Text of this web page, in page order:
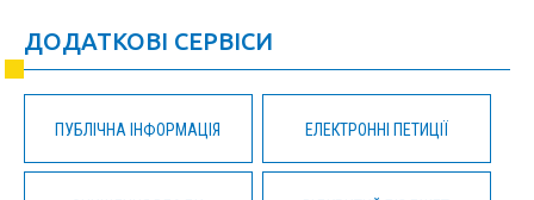
ДОДАТКОВІ СЕРВІСИ
ПУБЛІЧНА ІНФОРМАЦІЯ ЕЛЕКТРОННІ ПЕТИЦІЇ